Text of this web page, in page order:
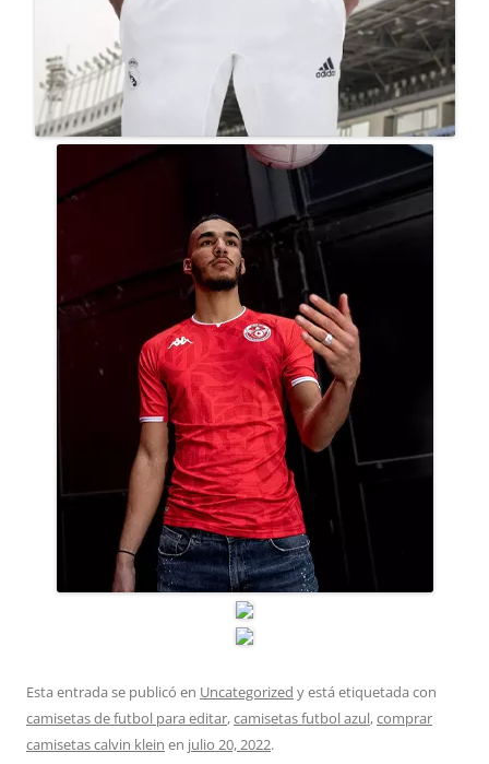
Esta entrada se publicó en Uncategorized y está etiquetada con
camisetas de futbol para editar,camisetas futbol azul,comprar
camisetas calvin klein en julio 20, 2022.